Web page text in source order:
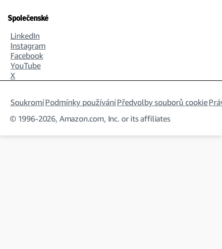
Společenské
LinkedIn
Instagram
Facebook
YouTube
X
SoukromíPodmínky používáníPředvolby souborů cookie
© 1996-2026, Amazon.com, Inc. or its affiliates